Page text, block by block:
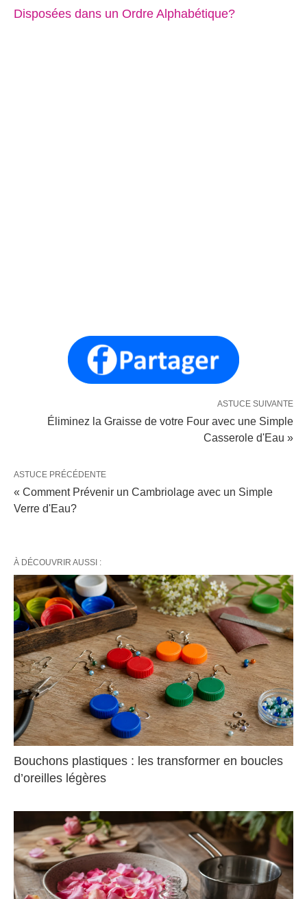
Disposées dans un Ordre Alphabétique?
ASTUCE SUIVANTE
Éliminez la Graisse de votre Four avec une Simple
Casserole d'Eau »
ASTUCE PRÉCÉDENTE
« Comment Prévenir un Cambriolage avec un Simple
Verre d'Eau?
À DÉCOUVRIR AUSSI :
Bouchons plastiques : les transformer en boucles
d’oreilles légères